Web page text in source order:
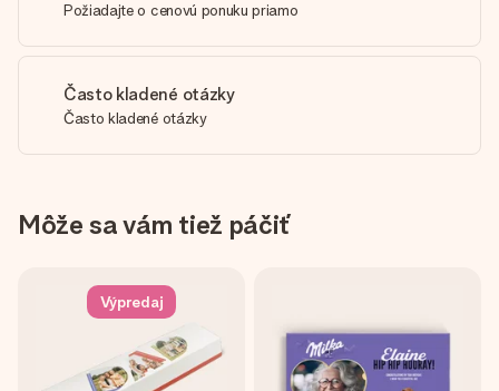
Požiadajte o cenovú ponuku priamo
Často kladené otázky
Často kladené otázky
Môže sa vám tiež páčiť
Výpredaj